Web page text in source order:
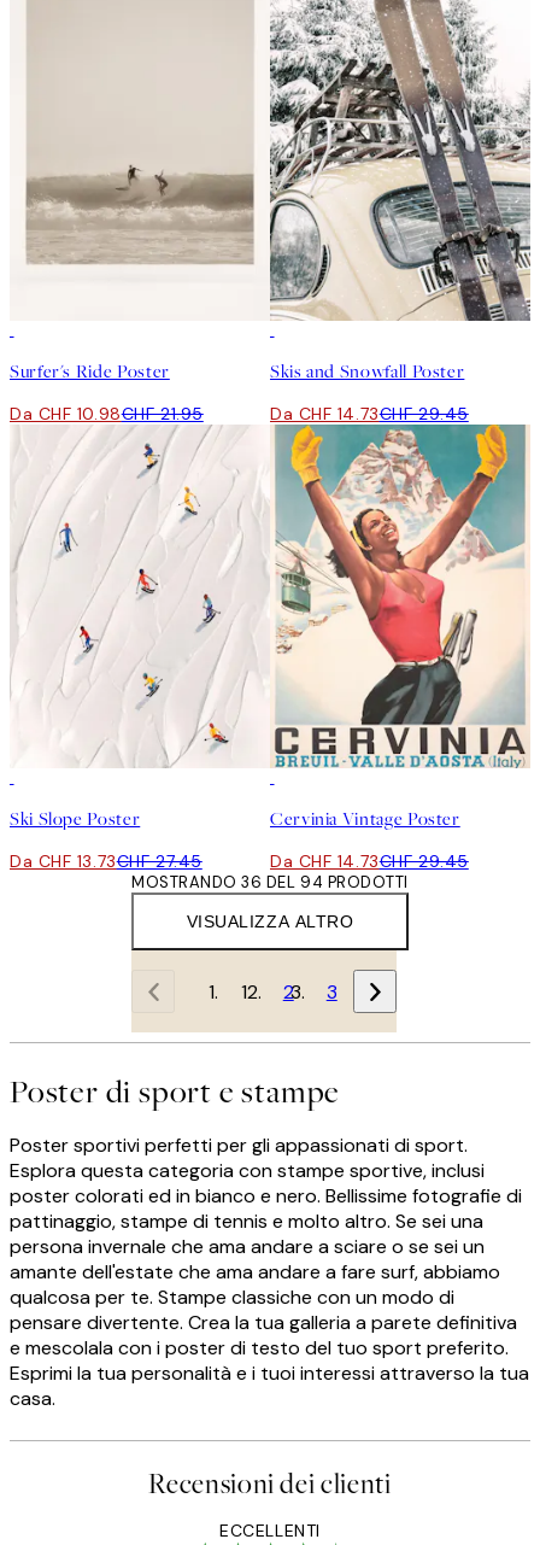
Surfer's Ride Poster
Da CHF 10.98CHF 21.95
Skis and Snowfall Poster
Da CHF 14.73CHF 29.45
Ski Slope Poster
Da CHF 13.73CHF 27.45
Cervinia Vintage Poster
Da CHF 14.73CHF 29.45
VISUALIZZA ALTRO
MOSTRANDO 36 DEL 94 PRODOTTI
1 2 3
Poster di sport e stampe
Poster sportivi perfetti per gli appassionati di sport.
Esplora questa categoria con stampe sportive, inclusi
poster colorati ed in bianco e nero. Bellissime fotografie di
pattinaggio, stampe di tennis e molto altro. Se sei una
persona invernale che ama andare a sciare o se sei un
amante dell'estate che ama andare a fare surf, abbiamo
qualcosa per te. Stampe classiche con un modo di
pensare divertente. Crea la tua galleria a parete definitiva
e mescolala con i poster di testo del tuo sport preferito.
Esprimi la tua personalità e i tuoi interessi attraverso la tua
casa.
Recensioni dei clienti
ECCELLENTI